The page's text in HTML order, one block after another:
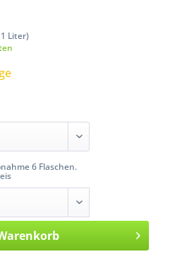
Liter)
6 Flaschen.